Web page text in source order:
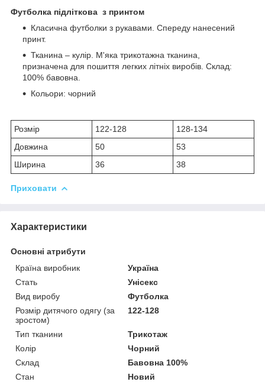
Футболка підліткова з принтом
Класична футболки з рукавами. Спереду нанесений
принт.
Тканина – кулір. М'яка трикотажна тканина,
призначена для пошиття легких літніх виробів. Склад:
100% бавовна.
Кольори: чорний
Розмір 122-128
128-134
Довжина
50
53
Ширина
36 38
Приховати
Характеристики
Основні атрибути
Країна виробник
Україна
Стать
Унісекс
Вид виробу
Футболка
Розмір дитячого одягу (за
зростом)
122-128
Тип тканини
Трикотаж
Колір
Чорний
Склад
Бавовна 100%
Стан
Новий